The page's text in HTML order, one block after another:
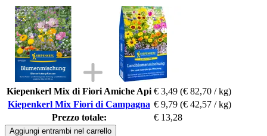
Kiepenkerl Mix di Fiori Amiche Api € 3,49 (€ 82,70 / kg)
Kiepenkerl Mix Fiori di Campagna € 9,79 (€ 42,57 / kg)
Prezzo totale:
€ 13,28
Aggiungi entrambi nel carrello